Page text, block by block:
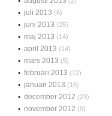
juli 2013 (6)
juni 2013 (25)
maj 2013 (14)
april 2013 (14)
mars 2013 (5)
februari 2013 (12)
januari 2013 (16)
december 2012 (23)
november 2012 (9)